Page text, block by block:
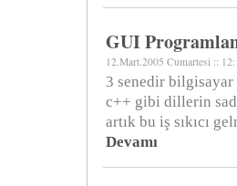
GUI
12.Mart.2005 Cumartesi ::
3 senedir
c++ gibi dillerin
artık bu iş sıkıcı
Devamı